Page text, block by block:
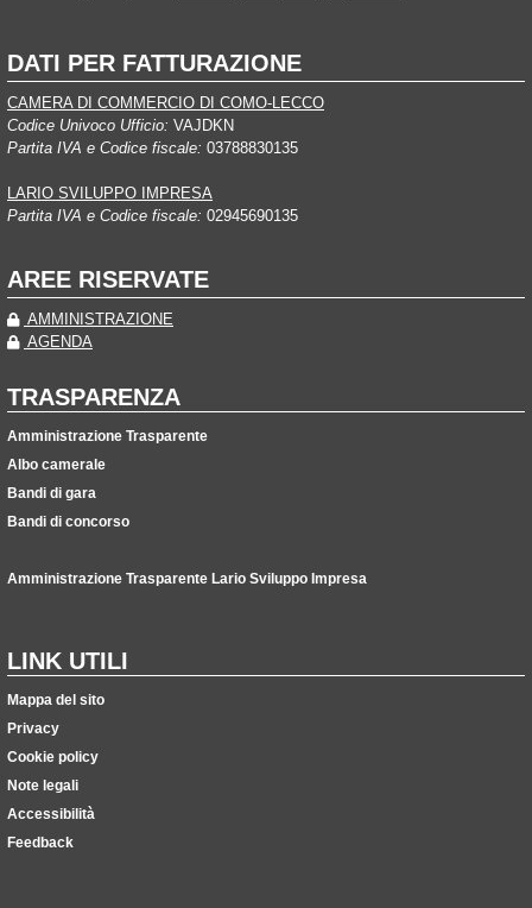
DATI PER FATTURAZIONE
CAMERA DI COMMERCIO DI COMO-LECCO
Codice Univoco Ufficio: VAJDKN
Partita IVA e Codice fiscale: 03788830135
LARIO SVILUPPO IMPRESA
Partita IVA e Codice fiscale: 02945690135
AREE RISERVATE
AMMINISTRAZIONE
AGENDA
TRASPARENZA
Amministrazione Trasparente
Albo camerale
Bandi di gara
Bandi di concorso
Amministrazione Trasparente Lario Sviluppo Impresa
LINK UTILI
Mappa del sito
Privacy
Cookie policy
Note legali
Accessibilità
Feedback